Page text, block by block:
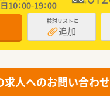
検討リストに
追加
求人へのお問い合わせ